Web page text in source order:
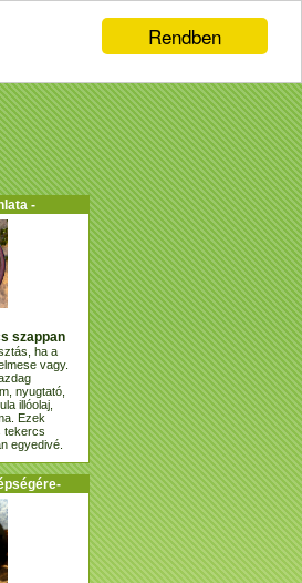
Rendben
-
szappan
ha a
vagy.
nyugtató,
illóolaj,
Ezek
tekercs
egyedivé.